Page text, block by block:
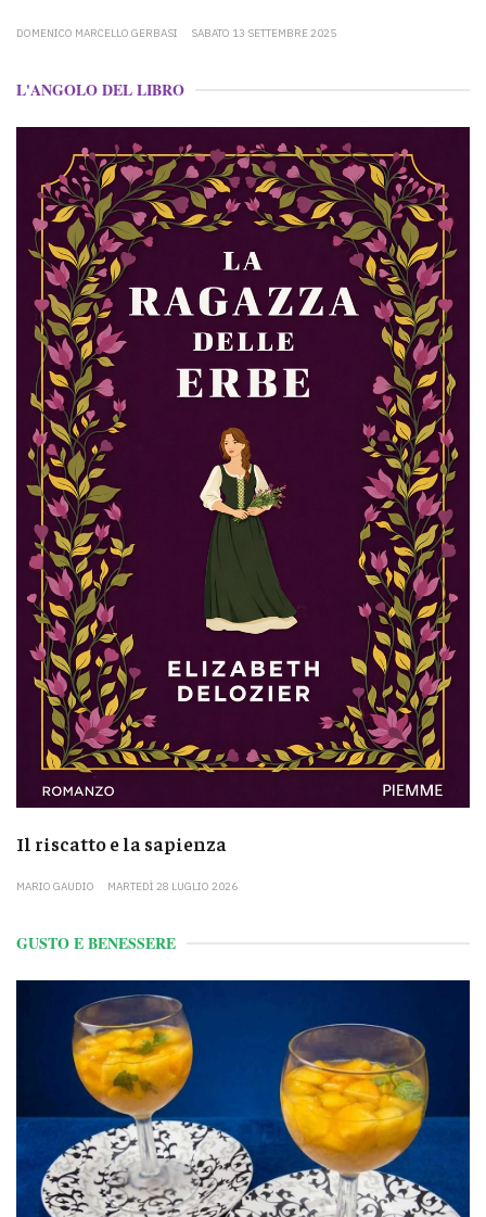
DOMENICO MARCELLO GERBASI SABATO 13 SETTEMBRE 2025
L'ANGOLO DEL LIBRO
Il riscatto e la sapienza
MARIO GAUDIO MARTEDÌ 28 LUGLIO 2026
GUSTO E BENESSERE